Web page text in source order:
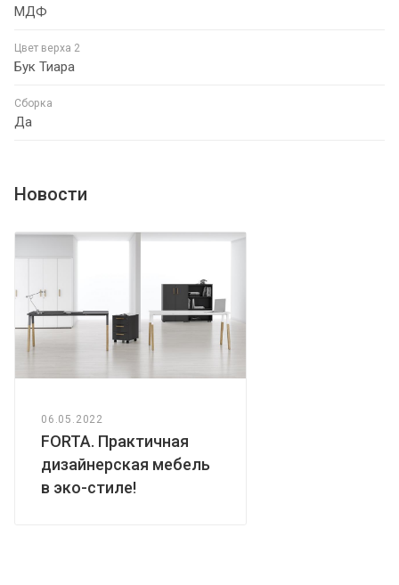
МДФ
Цвет верха 2
Бук Тиара
Сборка
Да
Новости
06.05.2022
FORTA. Практичная
дизайнерская мебель
в эко-стиле!